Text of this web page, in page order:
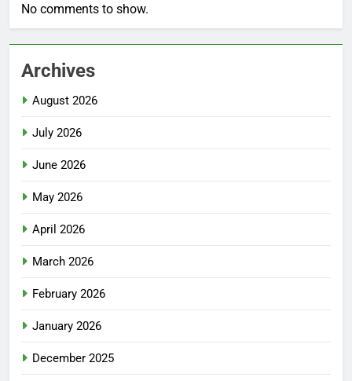
No comments to show.
Archives
August 2026
July 2026
June 2026
May 2026
April 2026
March 2026
February 2026
January 2026
December 2025